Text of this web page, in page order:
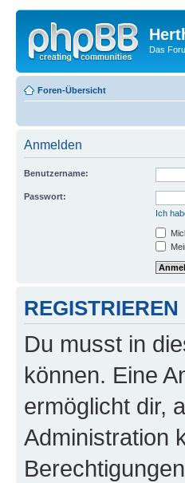
Das
Foren-Übersicht
Anmelden
Benutzername:
Passwort:
Ich
REGISTRIEREN
Du musst in
können. Eine
ermöglicht dir,
Administration